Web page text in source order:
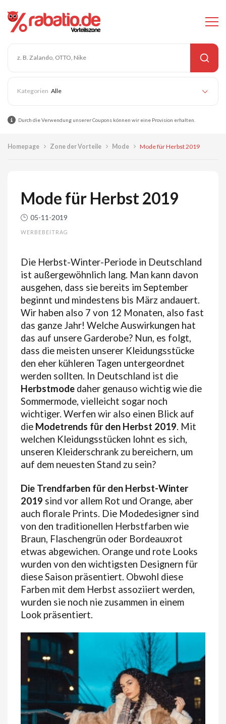
Alle
Durch die Verwendung unserer Coupons können wir eine Provision erhalten.
Homepage Zone der Vorteile Mode Mode für Herbst 2019
Mode für Herbst 2019
05-11-2019
WERBEBEITRAG
Die Herbst-Winter-Periode in Deutschland
ist außergewöhnlich lang. Man kann davon
ausgehen, dass sie bereits im September
beginnt und mindestens bis März andauert.
Wir haben also 7 von 12 Monaten, also fast
das ganze Jahr! Welche Auswirkungen hat
das auf unsere Garderobe? Nun, es folgt,
dass die meisten unserer Kleidungsstücke
den eher kühleren Tagen untergeordnet
werden sollten. In Deutschland ist die
Herbstmode daher genauso wichtig wie die
Sommermode, vielleicht sogar noch
wichtiger. Werfen wir also einen Blick auf
die Modetrends für den Herbst 2019. Mit
welchen Kleidungsstücken lohnt es sich,
unseren Kleiderschrank zu bereichern, um
auf dem neuesten Stand zu sein?
Die Trendfarben für den Herbst-Winter
2019 sind vor allem Rot und Orange, aber
auch florale Prints. Die Modedesigner sind
von den traditionellen Herbstfarben wie
Braun, Flaschengrün oder Bordeauxrot
etwas abgewichen. Orange und rote Looks
wurden von den wichtigsten Designern für
diese Saison präsentiert. Obwohl diese
Farben mit dem Herbst assoziiert werden,
wurden sie noch nie zusammen in einem
Look präsentiert.